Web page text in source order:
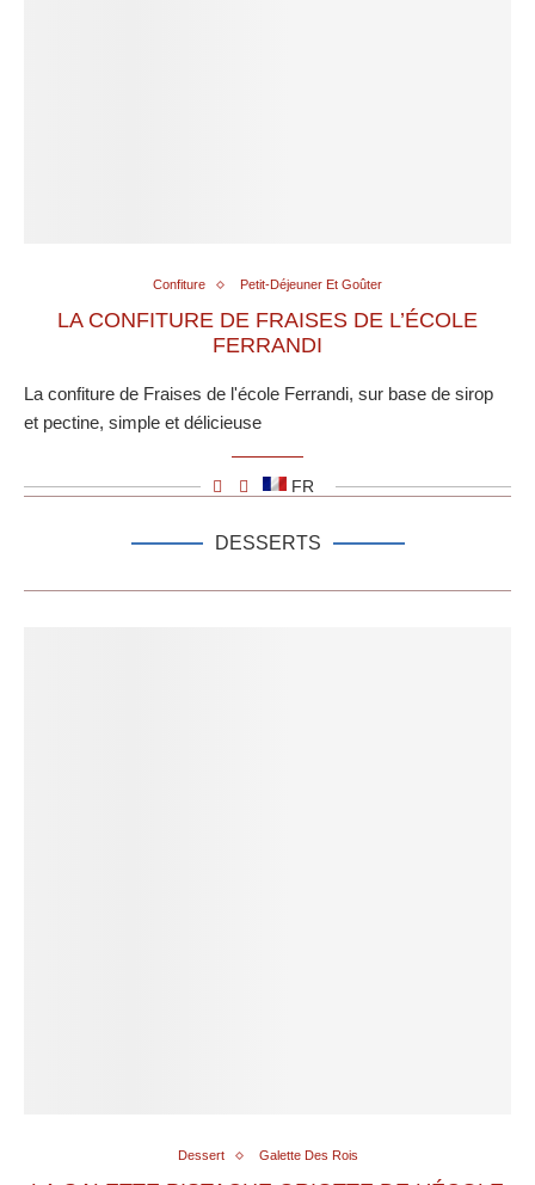
Confiture Petit-Déjeuner Et Goûter
LA CONFITURE DE FRAISES DE L’ÉCOLE
FERRANDI
La confiture de Fraises de l'école Ferrandi, sur base de sirop
et pectine, simple et délicieuse
FR
DESSERTS
Dessert Galette Des Rois